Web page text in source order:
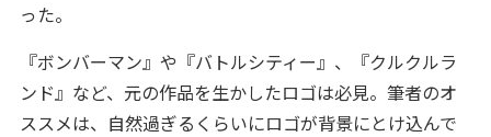
った。
『ボンバーマン』や『バトルシティー』、『クルクルラ
ンド』など、元の作品を生かしたロゴは必見。筆者のオ
ススメは、自然過ぎるくらいにロゴが背景にとけ込んで